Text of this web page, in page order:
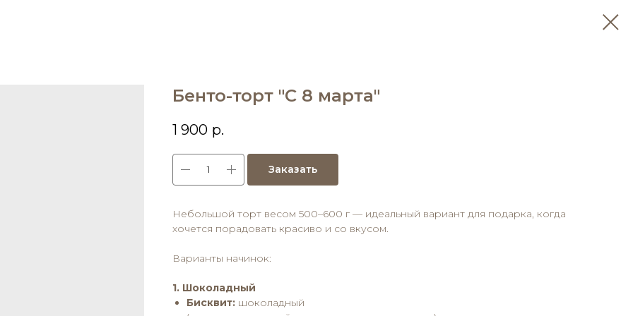
Бенто-торт "С 8 марта"
1 900 р.
Заказать
Небольшой торт весом 500–600 г — идеальный вариант для подарка, когда
хочется порадовать красиво и со вкусом.
Варианты начинок:
1. Шоколадный
Бисквит: шоколадный